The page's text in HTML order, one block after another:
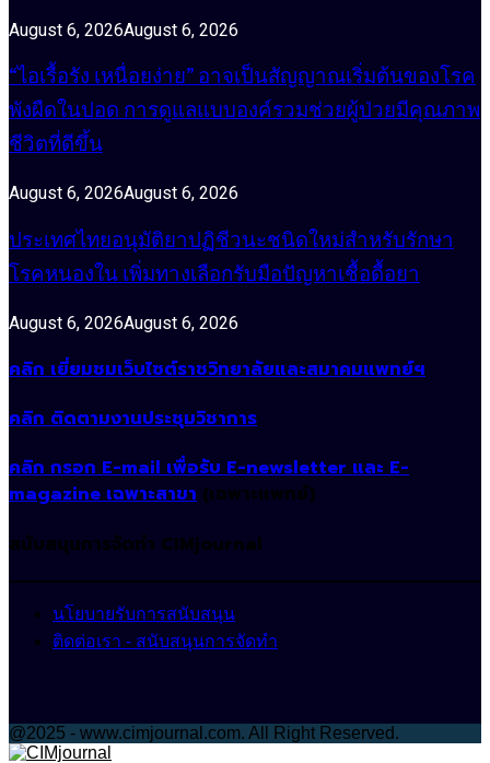
August 6, 2026August 6, 2026
“ไอเรื้อรัง เหนื่อยง่าย” อาจเป็นสัญญาณเริ่มต้นของโรค
พังผืดในปอด การดูแลแบบองค์รวมช่วยผู้ป่วยมีคุณภาพ
ชีวิตที่ดีขึ้น
August 6, 2026August 6, 2026
ประเทศไทยอนุมัติยาปฏิชีวนะชนิดใหม่สำหรับรักษา
โรคหนองใน เพิ่มทางเลือกรับมือปัญหาเชื้อดื้อยา
August 6, 2026August 6, 2026
คลิก เยี่ยมชมเว็บไซต์ราชวิทยาลัยและสมาคมแพทย์ฯ
คลิก ติดตามงานประชุมวิชาการ
คลิก กรอก E-mail เพื่อรับ E-newsletter และ E-
magazine เฉพาะสาขา (เฉพาะแพทย์)
สนับสนุนการจัดทำ CIMjournal
นโยบายรับการสนับสนุน
ติดต่อเรา - สนับสนุนการจัดทำ
@2025 - www.cimjournal.com. All Right Reserved.